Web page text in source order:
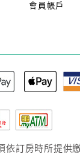
會員帳戶
依訂房時所提供